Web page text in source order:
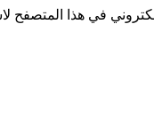
في هذا المتصفح